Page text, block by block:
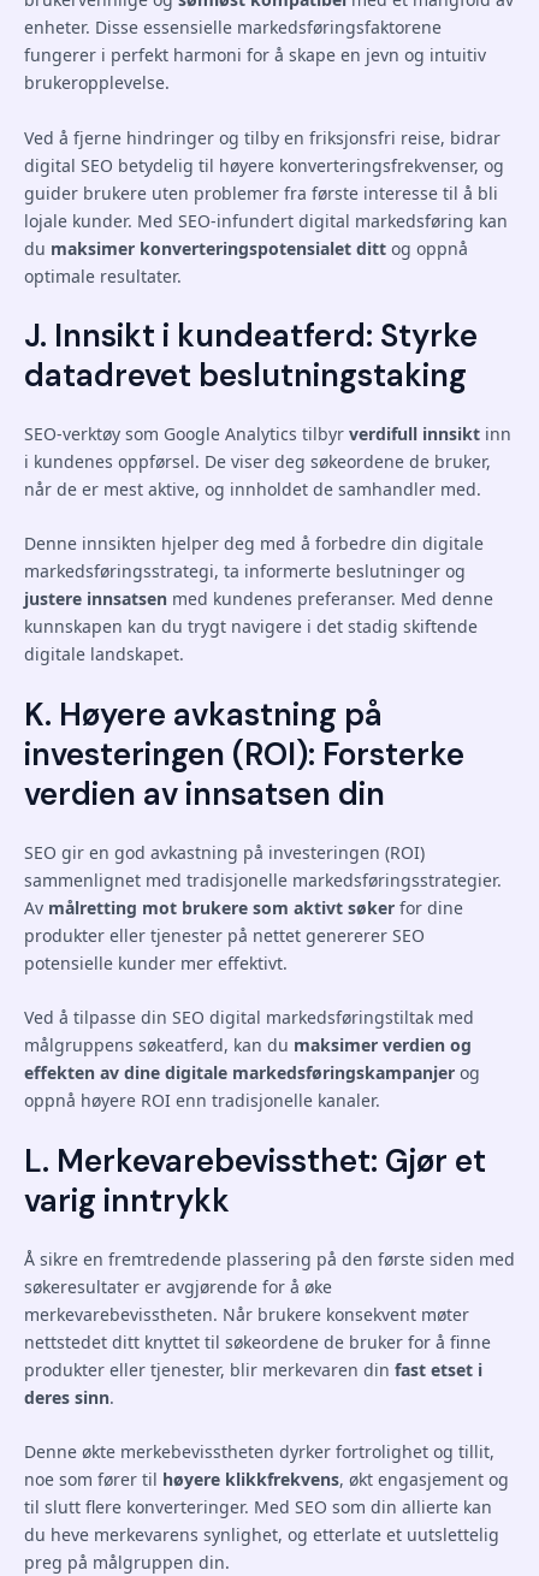
enheter. Disse essensielle markedsføringsfaktorene
fungerer i perfekt harmoni for å skape en jevn og intuitiv
brukeropplevelse.
Ved å fjerne hindringer og tilby en friksjonsfri reise, bidrar
digital SEO betydelig til høyere konverteringsfrekvenser, og
guider brukere uten problemer fra første interesse til å bli
lojale kunder. Med SEO-infundert digital markedsføring kan
du maksimer konverteringspotensialet ditt og oppnå
optimale resultater.
J. Innsikt i kundeatferd: Styrke
datadrevet beslutningstaking
SEO-verktøy som Google Analytics tilbyr verdifull innsikt inn
i kundenes oppførsel. De viser deg søkeordene de bruker,
når de er mest aktive, og innholdet de samhandler med.
Denne innsikten hjelper deg med å forbedre din digitale
markedsføringsstrategi, ta informerte beslutninger og
justere innsatsen med kundenes preferanser. Med denne
kunnskapen kan du trygt navigere i det stadig skiftende
digitale landskapet.
K. Høyere avkastning på
investeringen (ROI): Forsterke
verdien av innsatsen din
SEO gir en god avkastning på investeringen (ROI)
sammenlignet med tradisjonelle markedsføringsstrategier.
Av målretting mot brukere som aktivt søker for dine
produkter eller tjenester på nettet genererer SEO
potensielle kunder mer effektivt.
Ved å tilpasse din SEO digital markedsføringstiltak med
målgruppens søkeatferd, kan du maksimer verdien og
effekten av dine digitale markedsføringskampanjer og
oppnå høyere ROI enn tradisjonelle kanaler.
L. Merkevarebevissthet: Gjør et
varig inntrykk
Å sikre en fremtredende plassering på den første siden med
søkeresultater er avgjørende for å øke
merkevarebevisstheten. Når brukere konsekvent møter
nettstedet ditt knyttet til søkeordene de bruker for å finne
produkter eller tjenester, blir merkevaren din fast etset i
deres sinn.
Denne økte merkebevisstheten dyrker fortrolighet og tillit,
noe som fører til høyere klikkfrekvens, økt engasjement og
til slutt flere konverteringer. Med SEO som din allierte kan
du heve merkevarens synlighet, og etterlate et uutslettelig
preg på målgruppen din.